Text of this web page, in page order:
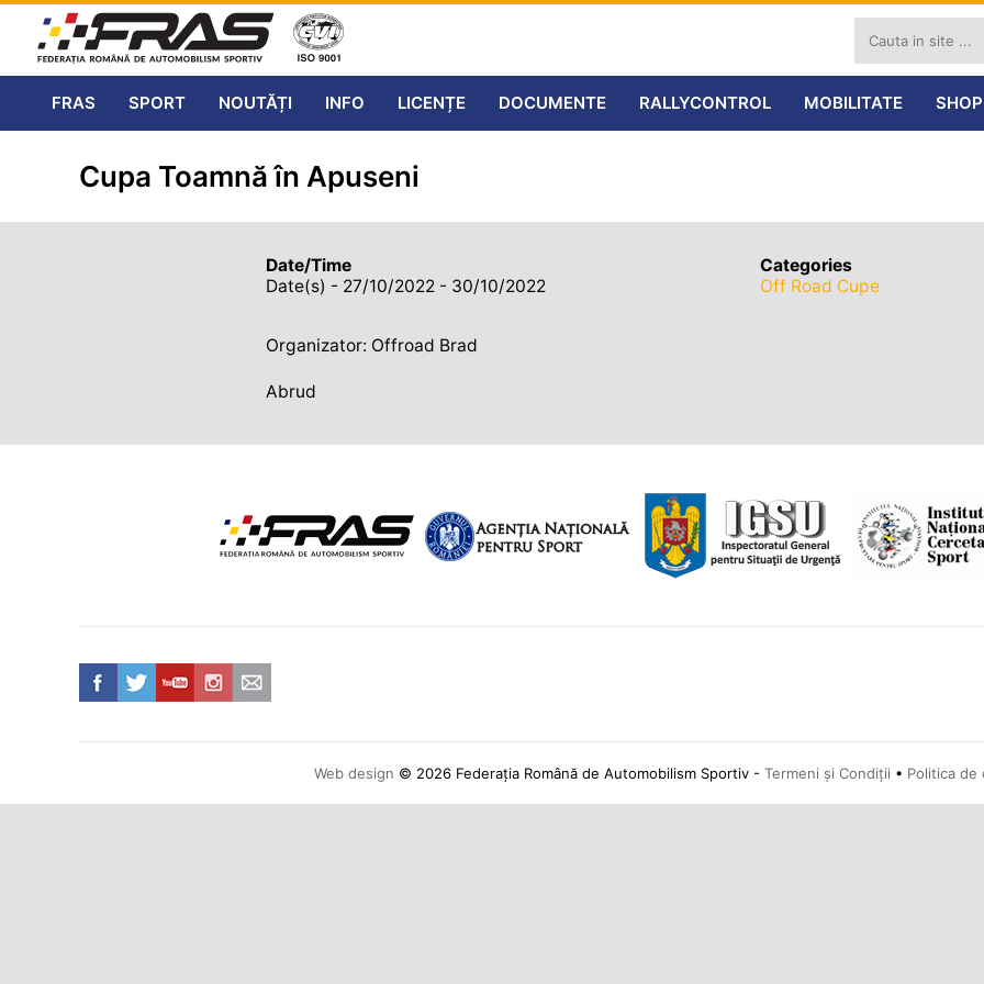
FRAS SPORT NOUTĂȚI INFO LICENȚE DOCUMENTE RALLYCONTROL MOBILITATE SHOP
Cupa Toamnă în Apuseni
Date/Time
Date(s) - 27/10/2022 - 30/10/2022
Categories
Off Road Cupe
Organizator: Offroad Brad
Abrud
Web design © 2026 Federația Română de Automobilism Sportiv - Termeni și Condiții • Politica de